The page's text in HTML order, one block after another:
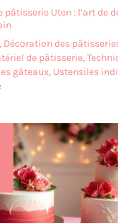
Manche
manche conçu
ergonomique
prise
antidérapante,
la prise et la
des desserts,
fromage et
à Nettoyer &
Lave-Vaisselle :
lisse de l'acier
ne retient pas
pâtisserie Uten : l’art de
Décoration des
de pâtisserie,
gâteaux, Ustensiles